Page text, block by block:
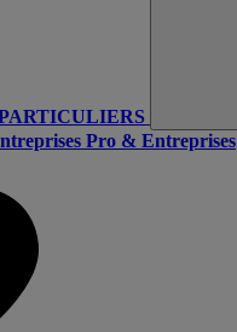
Pro & Entreprises